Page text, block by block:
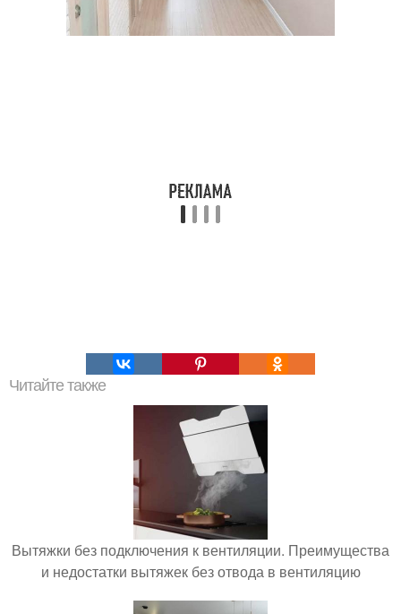
Читайте также
Вытяжки без подключения к вентиляции. Преимущества
и недостатки вытяжек без отвода в вентиляцию